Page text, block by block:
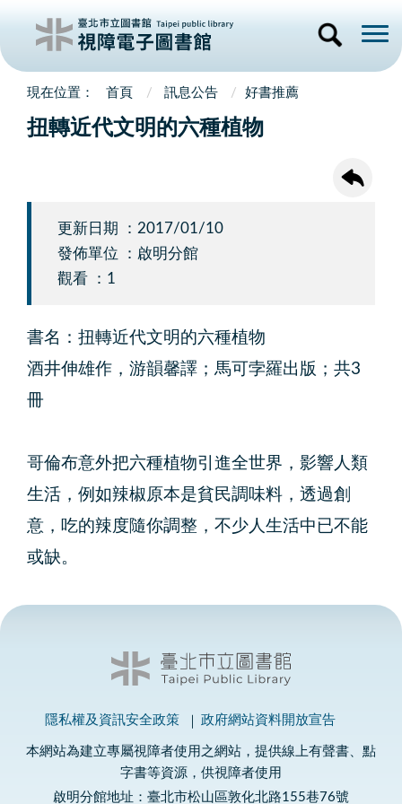
首頁 訊息公告 好書推薦
扭轉近代文明的六種植物
更新日期 ：2017/01/10
發佈單位 ：啟明分館
觀看 ：1
書名：扭轉近代文明的六種植物
酒井伸雄作，游韻馨譯；馬可孛羅出版；共3
冊
哥倫布意外把六種植物引進全世界，影響人類
生活，例如辣椒原本是貧民調味料，透過創
意，吃的辣度隨你調整，不少人生活中已不能
或缺。
隱私權及資訊安全政策 政府網站資料開放宣告
本網站為建立專屬視障者使用之網站，提供線上有聲書、點
字書等資源，供視障者使用
啟明分館地址：臺北市松山區敦化北路155巷76號